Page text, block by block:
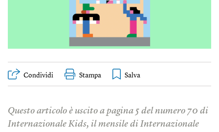
Condividi Stampa
Questo articolo è uscito a pagina 5 del numero 70 di
Internazionale Kids, il mensile di Internazionale